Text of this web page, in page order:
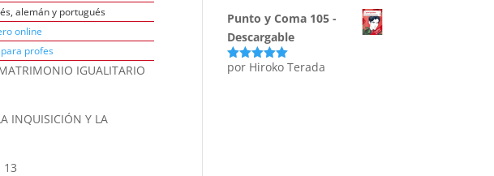
alemán y portugués
online
profes
IGUALITARIO
INQUISICIÓN Y LA
13
Punto y Coma 105 -
Descargable
Valorado
por Hiroko Terada